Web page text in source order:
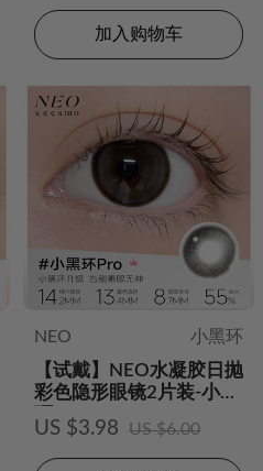
加入购物车
NEO
小黑环
【试戴】NEO水凝胶日抛
彩色隐形眼镜2片装-小黑
环Pro
US $3.98 US $6.00